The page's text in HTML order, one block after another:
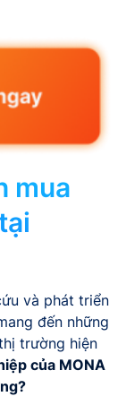
mua
và phát triển
đến những
trường hiện
của MONA